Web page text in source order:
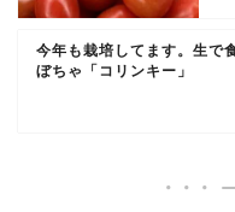
今年も栽培してます。生で
ぼちゃ「コリンキー」